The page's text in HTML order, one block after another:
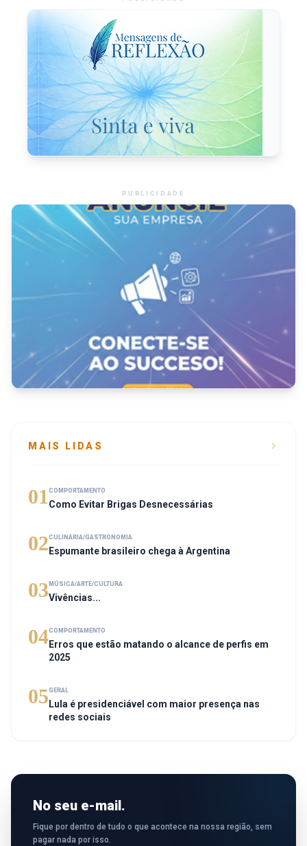
PUBLICIDADE
MAIS LIDAS
01 COMPORTAMENTO
Como Evitar Brigas Desnecessárias
02CULINÁRIA/GASTRONOMIA
Espumante brasileiro chega à Argentina
03 MÚSICA/ARTE/CULTURA
Vivências...
04COMPORTAMENTO
Erros que estão matando o alcance de perfis em
2025
05GERAL
Lula é presidenciável com maior presença nas
redes sociais
No seu e-mail.
Fique por dentro de tudo o que acontece na nossa região, sem
pagar nada por isso.